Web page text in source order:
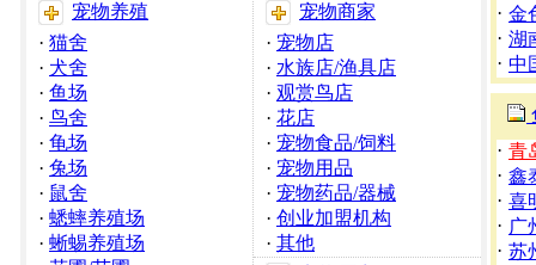
宠物养殖
· 猫舍
· 犬舍
· 鱼场
· 鸟舍
· 龟场
· 兔场
· 鼠舍
· 蟋蟀养殖场
· 蜥蜴养殖场
宠物商家
· 宠物店
· 水族店/渔具店
· 观赏鸟店
· 花店
· 宠物食品/饲料
· 宠物用品
· 宠物药品/器械
· 创业加盟机构
· 其他
· 金
· 湖
· 中
· 青
· 鑫
· 喜
· 广
· 苏